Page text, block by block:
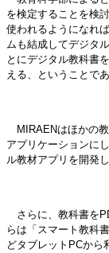
を検定することを検
使われるようになれ
ムも結成してデジタ
とにデジタル教科書
える、ということであ
MIRAENはほかの
アプリケーションに
ル教材アプリを開発し
さらに、教科書を
らは「スマート教科
どタブレットPCから